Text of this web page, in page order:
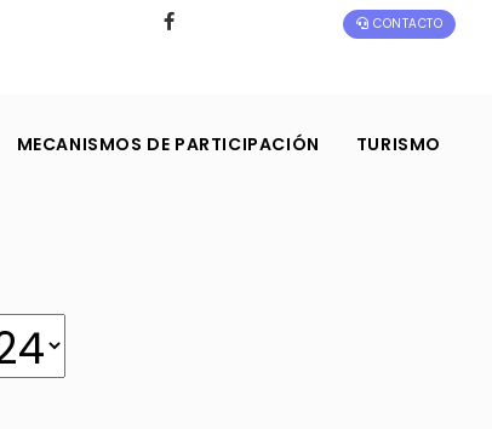
CONTACTO
MECANISMOS DE PARTICIPACIÓN TURISMO